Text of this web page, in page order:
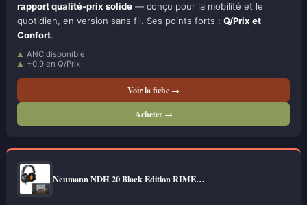
rapport qualité-prix solide — conçu pour la mobilité et le
quotidien, en version sans fil. Ses points forts : Q/Prix et
Confort.
ANC disponible
+0.9 en Q/Prix
Voir la fiche →
Acheter →
Neumann NDH 20 Black Edition RIME…